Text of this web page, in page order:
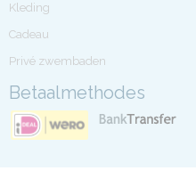
Kleding
Cadeau
Privé zwembaden
Betaalmethodes